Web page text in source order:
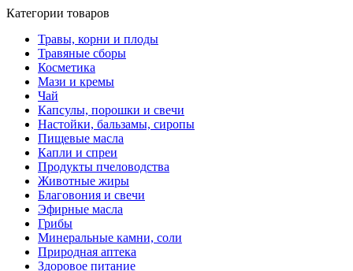
Категории товаров
Травы, корни и плоды
Травяные сборы
Косметика
Мази и кремы
Чай
Капсулы, порошки и свечи
Настойки, бальзамы, сиропы
Пищевые масла
Капли и спреи
Продукты пчеловодства
Животные жиры
Благовония и свечи
Эфирные масла
Грибы
Минеральные камни, соли
Природная аптека
Здоровое питание